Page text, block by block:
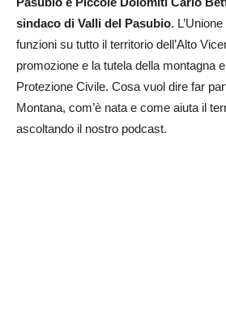
sindaco di Valli del Pasubio.
funzioni su tutto il territorio dell’Alto
promozione e la tutela della montagna
Protezione Civile. Cosa vuol dire far
Montana, com’è nata e come aiuta il
ascoltando il nostro podcast.